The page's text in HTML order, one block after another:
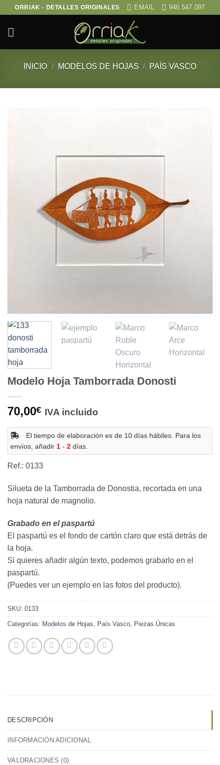
Saltar
contenido
ORRIAK - DETALLES ORIGINALES EMAIL 946.547.097
INICIO / MODELOS DE HOJAS / PAÍS VASCO
Modelo Hoja Tamborrada Donosti
70,00€ IVA incluido
El tiempo de elaboración es de 10 días hábiles. Para los
envíos, añadir 1 - 2 días.
Ref.: 0133
Silueta de la Tamborrada de Donostia, recortada en una
hoja natural de magnolio.
Grabado en el paspartú
El paspartú es el fondo de cartón claro que está detrás de
la hoja.
Si quieres añadir algún texto, podemos grabarlo en el
paspartú.
(Puedes ver un ejemplo en las fotos del producto).
SKU: 0133
Categorías: Modelos de Hojas, País Vasco, Piezas Únicas
DESCRIPCIÓN
INFORMACIÓN ADICIONAL
VALORACIONES (0)